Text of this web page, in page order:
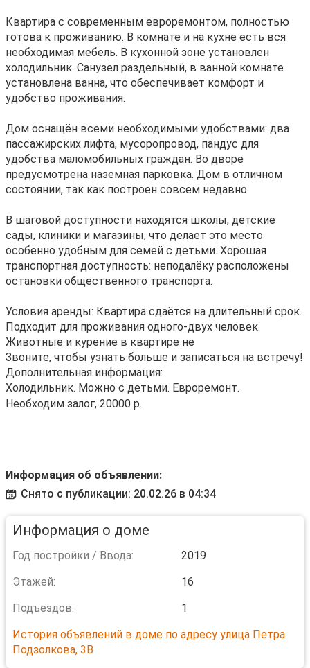
Квартира с современным евроремонтом, полностью
готова к проживанию. В комнате и на кухне есть вся
необходимая мебель. В кухонной зоне установлен
холодильник. Санузел раздельный, в ванной комнате
установлена ванна, что обеспечивает комфорт и
удобство проживания.
Дом оснащён всеми необходимыми удобствами: два
пассажирских лифта, мусоропровод, пандус для
удобства маломобильных граждан. Во дворе
предусмотрена наземная парковка. Дом в отличном
состоянии, так как построен совсем недавно.
В шаговой доступности находятся школы, детские
сады, клиники и магазины, что делает это место
особенно удобным для семей с детьми. Хорошая
транспортная доступность: неподалёку расположены
остановки общественного транспорта.
Условия аренды: Квартира сдаётся на длительный срок.
Подходит для проживания одного-двух человек.
Животные и курение в квартире не
Звоните, чтобы узнать больше и записаться на встречу!
Дополнительная информация:
Холодильник. Можно с детьми. Евроремонт.
Необходим залог, 20000 р.
Информация об объявлении:
Снято с публикации: 20.02.26 в 04:34
Информация о доме
Год постройки / Ввода:
2019
Этажей:
16
Подъездов:
1
История объявлений в доме по адресу улица Петра
Подзолкова, 3В